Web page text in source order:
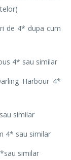
de 4* dupa cum
4* sau similar
Harbour 4*
similar
4* sau similar
similar